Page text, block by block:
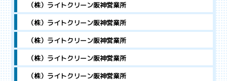
（株）ライトクリーン阪神営業所
（株）ライトクリーン阪神営業所
（株）ライトクリーン阪神営業所
（株）ライトクリーン阪神営業所
（株）ライトクリーン阪神営業所